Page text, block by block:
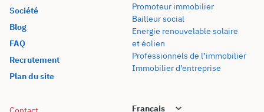
Société
Blog
FAQ
Recrutement
Plan du site
Promoteur immobilier
Bailleur social
Energie renouvelable solaire
et éolien
Professionnels de l’immobilier
Immobilier d’entreprise